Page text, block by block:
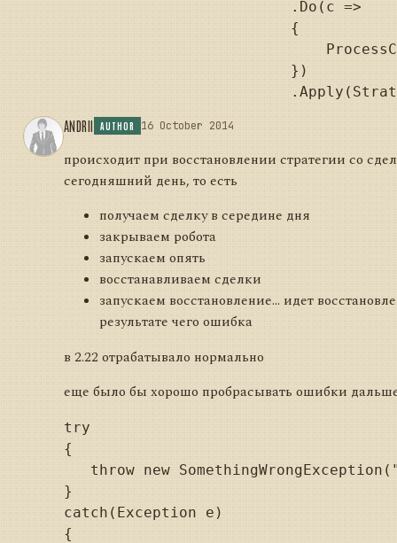
                   .Do(c =>
                   {
                   })
ANDRII AUTHOR 16 October 2014
происходит при восстановлении стратегии со
сегодняшний день, то есть
получаем сделку в середине дня
закрываем робота
запускаем опять
восстанавливаем сделки
запускаем восстановление... идет
результате чего ошибка
в 2.22 отрабатывало нормально
еще было бы хорошо пробрасывать ошибки
try
{
throw new
}
catch(Exception e)
{